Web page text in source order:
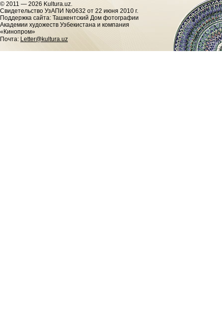
© 2011 — 2026 Kultura.uz.
Cвидетельство УзАПИ №0632 от 22 июня 2010 г.
Поддержка сайта: Ташкентский Дом фотографии
Академии художеств Узбекистана и компания
«Кинопром»
Почта: Letter@kultura.uz